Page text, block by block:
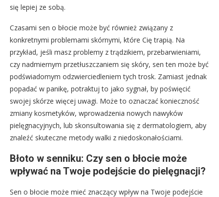
się lepiej ze sobą.
Czasami sen o błocie może być również związany z
konkretnymi problemami skórnymi, które Cię trapią. Na
przykład, jeśli masz problemy z trądzikiem, przebarwieniami,
czy nadmiernym przetłuszczaniem się skóry, sen ten może być
podświadomym odzwierciedleniem tych trosk. Zamiast jednak
popadać w panikę, potraktuj to jako sygnał, by poświęcić
swojej skórze więcej uwagi. Może to oznaczać konieczność
zmiany kosmetyków, wprowadzenia nowych nawyków
pielęgnacyjnych, lub skonsultowania się z dermatologiem, aby
znaleźć skuteczne metody walki z niedoskonałościami.
Błoto w senniku: Czy sen o błocie może
wpływać na Twoje podejście do pielęgnacji?
Sen o błocie może mieć znaczący wpływ na Twoje podejście